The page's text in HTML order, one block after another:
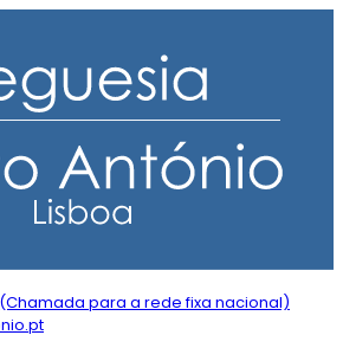
(Chamada para a rede fixa nacional)